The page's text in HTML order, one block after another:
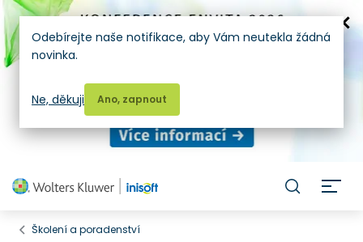
Školení a poradenství
Odebírejte naše notifikace, aby Vám neutekla žádná
novinka.
Ano, zapnout
Ne, děkuji